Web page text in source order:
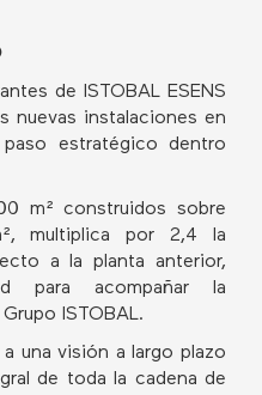
de ISTOBAL ESENS
nuevas instalaciones en
paso estratégico dentro
m² construidos sobre
multiplica por 2,4 la
a la planta anterior,
para acompañar la
ISTOBAL.
una visión a largo plazo
de toda la cadena de